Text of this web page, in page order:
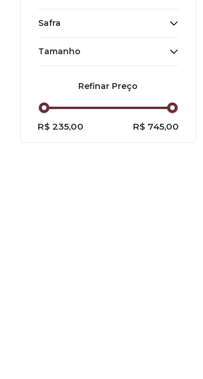
Frutos do mar
Queijos Maduros
Safra
Tamanho
R$ 235,00 R$ 745,00